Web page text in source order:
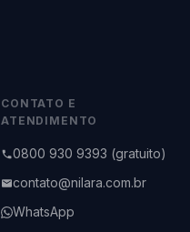
CONTATO E
ATENDIMENTO
0800 930 9393 (gratuito)
contato@nilara.com.br
WhatsApp